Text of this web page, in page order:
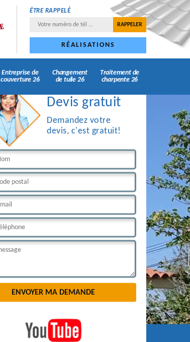
ÊTRE RAPPELÉ
RÉALISATIONS
Entreprise de
couverture 26
Changement
de tuile 26
Traitement de
charpente 26
Devis gratuit
Demandez votre
devis, c'est gratuit!